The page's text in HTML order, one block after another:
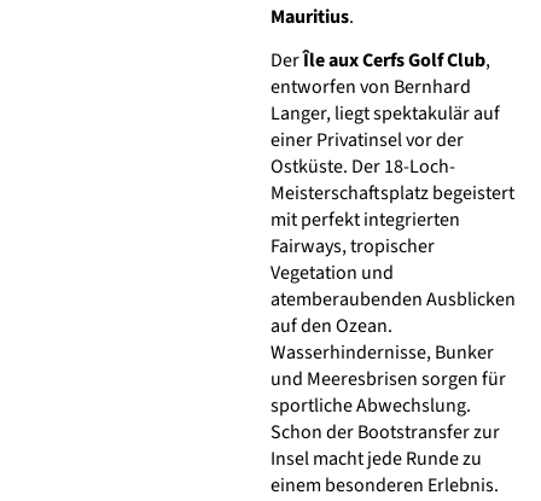
Mauritius.
DerÎle aux Cerfs Golf Club,
entworfen von Bernhard
Langer, liegt spektakulär auf
einer Privatinsel vor der
Ostküste. Der 18-Loch-
Meisterschaftsplatz begeistert
mit perfekt integrierten
Fairways, tropischer
Vegetation und
atemberaubenden Ausblicken
auf den Ozean.
Wasserhindernisse, Bunker
und Meeresbrisen sorgen für
sportliche Abwechslung.
Schon der Bootstransfer zur
Insel macht jede Runde zu
einem besonderen Erlebnis.